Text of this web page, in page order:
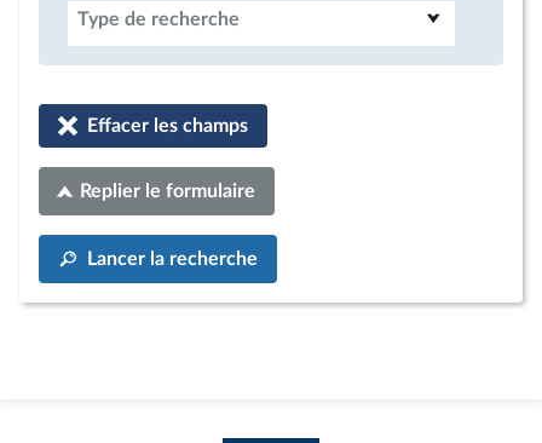
Type de recherche
Effacer les champs
Replier le formulaire
Lancer la recherche